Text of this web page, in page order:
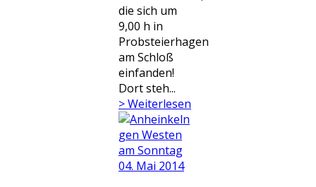
die sich um
9,00 h in
Probsteierhagen
am Schloß
einfanden!
Dort steh...
> Weiterlesen